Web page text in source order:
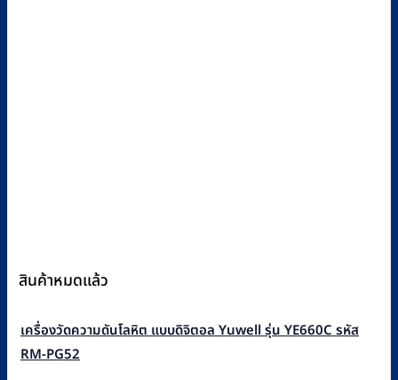
สินค้าหมดแล้ว
เครื่องวัดความดันโลหิต แบบดิจิตอล Yuwell รุ่น YE660C รหัส
RM-PG52